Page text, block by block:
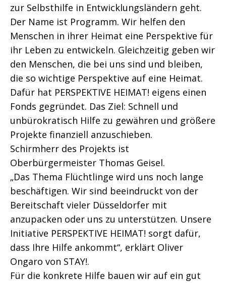
zur Selbsthilfe in Entwicklungsländern geht.
Der Name ist Programm. Wir helfen den
Menschen in ihrer Heimat eine Perspektive für
ihr Leben zu entwickeln. Gleichzeitig geben wir
den Menschen, die bei uns sind und bleiben,
die so wichtige Perspektive auf eine Heimat.
Dafür hat PERSPEKTIVE HEIMAT! eigens einen
Fonds gegründet. Das Ziel: Schnell und
unbürokratisch Hilfe zu gewähren und größere
Projekte finanziell anzuschieben.
Schirmherr des Projekts ist
Oberbürgermeister Thomas Geisel.
„Das Thema Flüchtlinge wird uns noch lange
beschäftigen. Wir sind beeindruckt von der
Bereitschaft vieler Düsseldorfer mit
anzupacken oder uns zu unterstützen. Unsere
Initiative PERSPEKTIVE HEIMAT! sorgt dafür,
dass Ihre Hilfe ankommt“, erklärt Oliver
Ongaro von STAY!.
Für die konkrete Hilfe bauen wir auf ein gut